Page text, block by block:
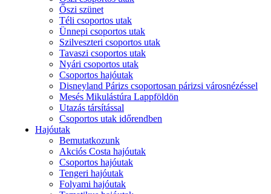
Őszi szünet
Téli csoportos utak
Ünnepi csoportos utak
Szilveszteri csoportos utak
Tavaszi csoportos utak
Nyári csoportos utak
Csoportos hajóutak
Disneyland Párizs csoportosan párizsi városnézéssel
Mesés Mikulástúra Lappföldön
Utazás társítással
Csoportos utak időrendben
Hajóutak
Bemutatkozunk
Akciós Costa hajóutak
Csoportos hajóutak
Tengeri hajóutak
Folyami hajóutak